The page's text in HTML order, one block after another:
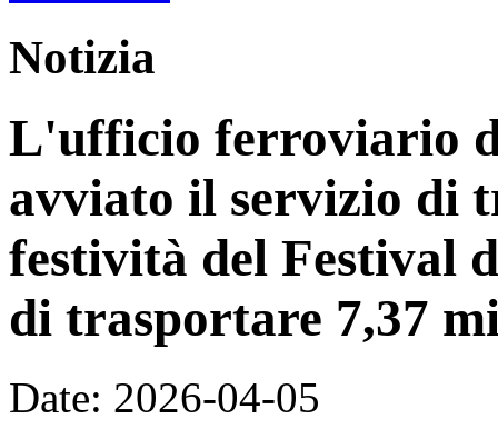
Notizia
L'ufficio ferroviario
avviato il servizio di
festività del Festival
di trasportare 7,37
Date: 2026-04-05